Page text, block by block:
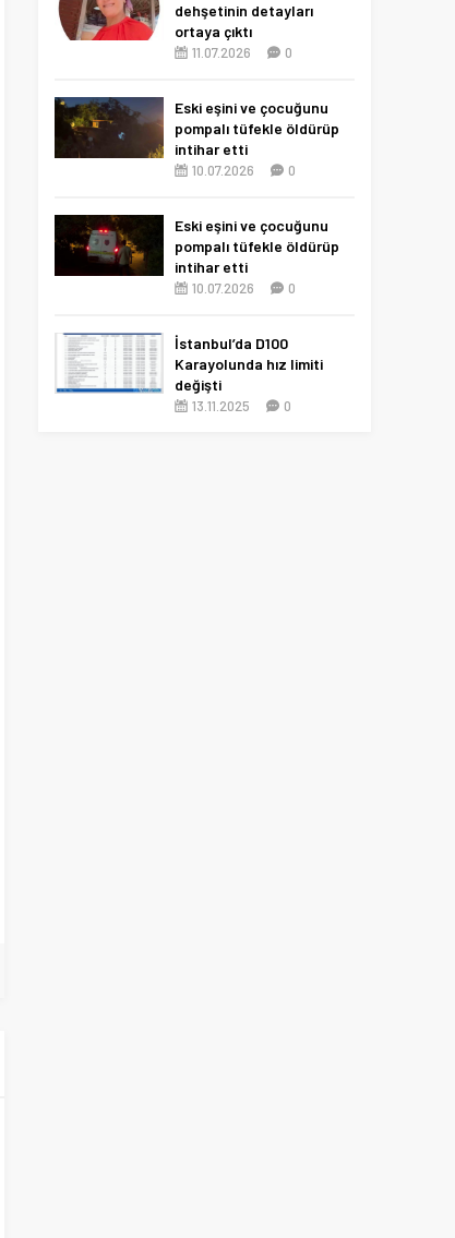
dehşetinin detayları
ortaya çıktı
11.07.2026 0
Eski eşini ve çocuğunu
pompalı tüfekle öldürüp
intihar etti
10.07.2026 0
Eski eşini ve çocuğunu
pompalı tüfekle öldürüp
intihar etti
10.07.2026 0
İstanbul’da D100
Karayolunda hız limiti
değişti
13.11.2025 0